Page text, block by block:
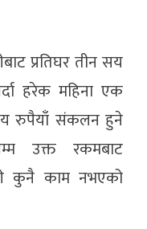
प्रतिघर तीन सय
हरेक महिना एक
रुपैयाँ संकलन हुने
उक्त रकमबाट
कुनै काम नभएको